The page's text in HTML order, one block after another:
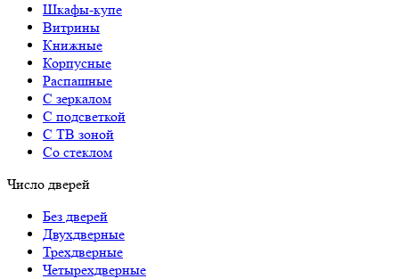
Шкафы-купе
Витрины
Книжные
Корпусные
Распашные
С зеркалом
С подсветкой
С ТВ зоной
Со стеклом
Число дверей
Без дверей
Двухдверные
Трехдверные
Четырехдверные